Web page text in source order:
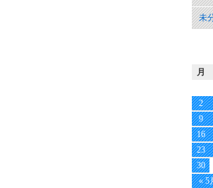
未
月
« 5
2
9
16
23
30